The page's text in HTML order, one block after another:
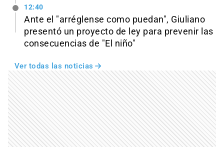
12:40
Ante el "arréglense como puedan", Giuliano
presentó un proyecto de ley para prevenir las
consecuencias de "El niño"
Ver todas las noticias